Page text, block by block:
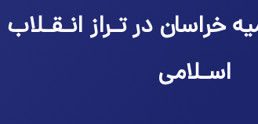
خراسان در تـراز انـقـلاب
اسـلامی